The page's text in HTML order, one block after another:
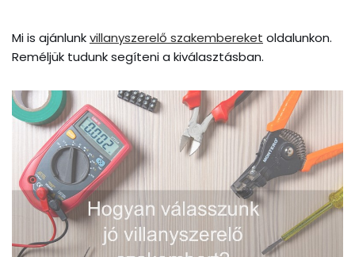
Mi is ajánlunkvillanyszerelő szakembereket oldalunkon.
Reméljük tudunk segíteni a kiválasztásban.